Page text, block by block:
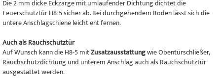
Die 2 mm dicke Eckzarge mit umlaufender Dichtung dichtet die
Feuerschutztür H8-5 sicher ab. Bei durchgehendem Boden lässt sich die
untere Anschlagschiene leicht ent fernen.
Auch als Rauchschutztür
Auf Wunsch kann die H8-5 mitZusatzausstattungwie Obentürschließer,
Rauchschutzdichtung und unterem Anschlag auch als Rauchschutztür
ausgestattet werden.